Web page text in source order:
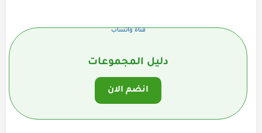
قناة واتساب
دليل المجموعات
انضم الان